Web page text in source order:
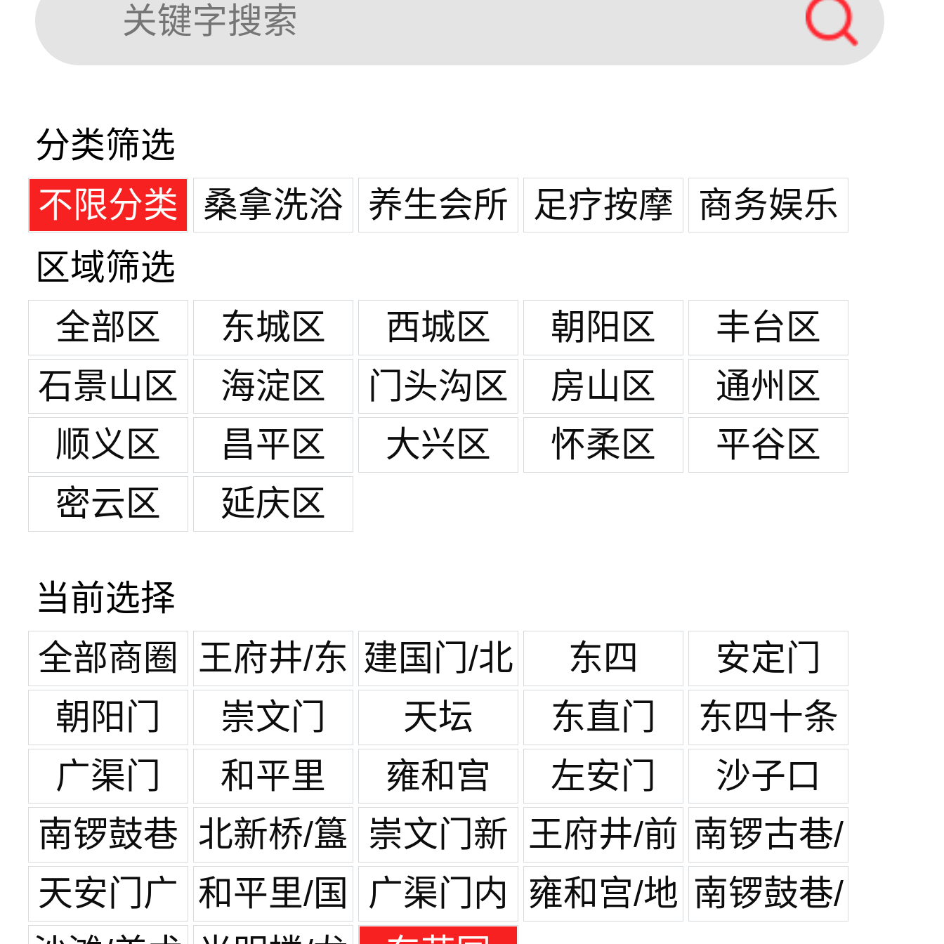
分类筛选
不限分类
桑拿洗浴 养生会所 足疗按摩
商务娱乐
区域筛选
全部区
东城区 西城区 朝阳区
丰台区
石景山区
海淀区 门头沟区 房山区
通州区
顺义区
昌平区 大兴区 怀柔区
平谷区
密云区
延庆区
当前选择
全部商圈
王府井/东
单
建国门/北
京站
东四
安定门
朝阳门
崇文门 天坛 东直门
东四十条
广渠门
和平里 雍和宫 左安门
沙子口
南锣鼓巷 北新桥/簋
街
崇文门新
世界
王府井/前
门
南锣古巷/
鼓楼后海
天安门广 和平里/国
广渠门内
雍和宫/地 南锣鼓巷/